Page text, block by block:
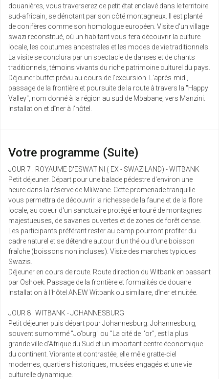
douanières, vous traverserez ce petit état enclavé dans le territoire
sud-africain, se dénotant par son côté montagneux. Il est planté
de conifères comme son homologue européen. Visite d'un village
swazi reconstitué, où un habitant vous fera découvrir la culture
locale, les coutumes ancestrales et les modes de vie traditionnels.
La visite se conclura par un spectacle de danses et de chants
traditionnels, témoins vivants du riche patrimoine culturel du pays.
Déjeuner buffet prévu au cours de l'excursion. L'après-midi,
passage de la frontière et poursuite de la route à travers la "Happy
Valley", nom donné à la région au sud de Mbabane, vers Manzini.
Installation et dîner à l'hôtel.
Votre programme (Suite)
JOUR 7 : ROYAUME D'ESWATINI ( EX - SWAZILAND) - WITBANK
Petit déjeuner. Départ pour une balade pédestre d'environ une
heure dans la réserve de Mlilwane. Cette promenade tranquille
vous permettra de découvrir la richesse de la faune et de la flore
locale, au coeur d'un sanctuaire protégé entouré de montagnes
majestueuses, de savanes ouvertes et de zones de forêt dense.
Les participants préférant rester au camp pourront profiter du
cadre naturel et se détendre autour d'un thé ou d'une boisson
fraîche (boissons non incluses). Visite des marches typiques
Swazis.
Déjeuner en cours de route. Route direction du Witbank en passant
par Oshoek. Passage de la frontière et formalités de douane
Installation à l'hôtel ANEW Witbank ou similaire, dîner et nuitée.
JOUR 8 : WITBANK - JOHANNESBURG
Petit déjeuner puis départ pour Johannesburg. Johannesburg,
souvent surnommé "Jo'burg" ou "La cité de l'or", est la plus
grande ville d'Afrique du Sud et un important centre économique
du continent. Vibrante et contrastée, elle mêle gratte-ciel
modernes, quartiers historiques, musées engagés et une vie
culturelle dynamique.